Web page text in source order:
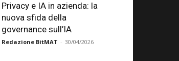
Privacy e IA in azienda: la
nuova sfida della
governance sull’IA
Redazione BitMAT - 30/04/2026